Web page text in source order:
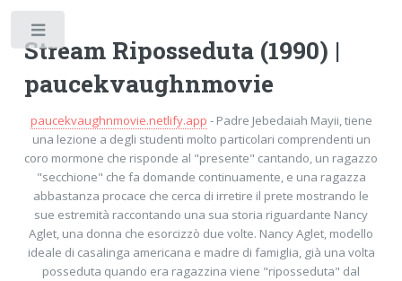
Stream Riposseduta (1990) |
paucekvaughnmovie
paucekvaughnmovie.netlify.app - Padre Jebedaiah Mayii, tiene
una lezione a degli studenti molto particolari comprendenti un
coro mormone che risponde al "presente" cantando, un ragazzo
"secchione" che fa domande continuamente, e una ragazza
abbastanza procace che cerca di irretire il prete mostrando le
sue estremità raccontando una sua storia riguardante Nancy
Aglet, una donna che esorcizzò due volte. Nancy Aglet, modello
ideale di casalinga americana e madre di famiglia, già una volta
posseduta quando era ragazzina viene "riposseduta" dal